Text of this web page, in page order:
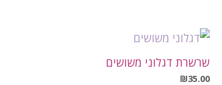
שרשרת דגלוני משושים
₪35.00